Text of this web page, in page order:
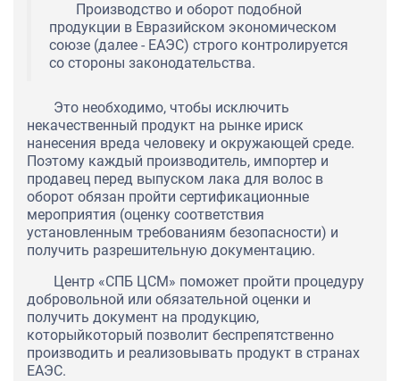
Производство и оборот подобной
продукции в Евразийском экономическом
союзе (далее - ЕАЭС) строго контролируется
со стороны законодательства.
Это необходимо, чтобы исключить
некачественный продукт на рынке ириск
нанесения вреда человеку и окружающей среде.
Поэтому каждый производитель, импортер и
продавец перед выпуском лака для волос в
оборот обязан пройти сертификационные
мероприятия (оценку соответствия
установленным требованиям безопасности) и
получить разрешительную документацию.
Центр «СПБ ЦСМ» поможет пройти процедуру
добровольной или обязательной оценки и
получить документ на продукцию,
которыйкоторый позволит беспрепятственно
производить и реализовывать продукт в странах
ЕАЭС.